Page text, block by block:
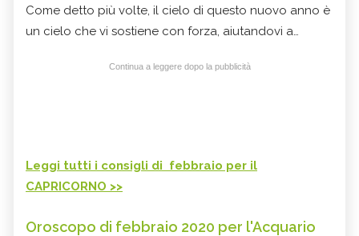
Come detto più volte, il cielo di questo nuovo anno è
un cielo che vi sostiene con forza, aiutandovi a…
Continua a leggere dopo la pubblicità
Leggi tutti i consigli di febbraio per il
CAPRICORNO >>
Oroscopo di febbraio 2020 per l'Acquario